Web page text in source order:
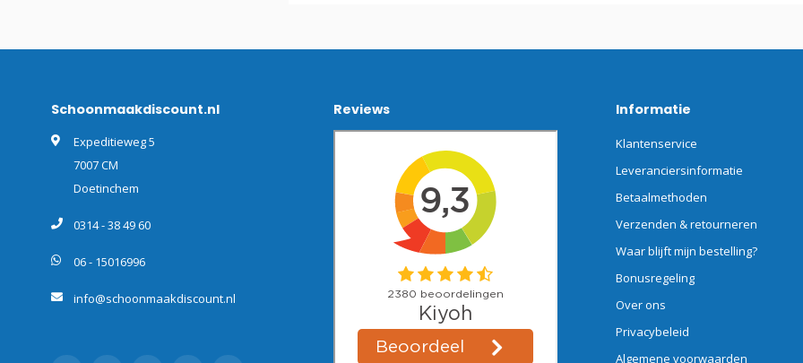
Schoonmaakdiscount.nl
Expeditieweg 5
7007 CM
Doetinchem
0314 - 38 49 60
06 - 15016996
info@schoonmaakdiscount.nl
Reviews Informatie
Klantenservice
Leveranciersinformatie
Betaalmethoden
Verzenden & retourneren
Waar blijft mijn bestelling?
Bonusregeling
Over ons
Privacybeleid
Algemene voorwaarden